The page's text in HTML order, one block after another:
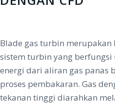
Blade gas turbin
sistem turbin yang berfungsi
energi dari aliran gas panas
proses pembakaran. Gas
tekanan tinggi diarahkan